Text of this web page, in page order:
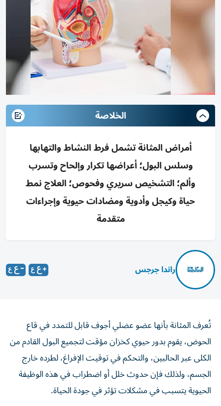
الخلاصة
أمراض المثانة تشمل فرط النشاط والتهابها
وسلس البول؛ أعراضها تكرار وإلحاح وتسرب
وألم؛ التشخيص سريري وفحوص؛ العلاج نمط
حياة وكيجل وأدوية ومضادات حيوية وإجراءات
متقدمة
راندا جرجس
تُعرف المثانة بأنها عضو عضلي أجوف قابل للتمدد في قاع
الحوض، يقوم بدور حيوي كخزان مؤقت لتجميع البول القادم من
الكلى عبر الحالبين، والتحكم في توقيت الإفراغ، لطرده خارج
الجسم، ولذلك فإن حدوث خلل أو اضطراب في هذه الوظيفة
الحيوية يتسبب في مشكلات تؤثر في جودة الحياة.